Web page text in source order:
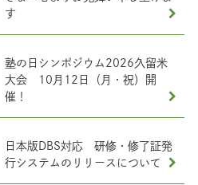
す
塾の日シンポジウム2026久留米
大会 10月12日（月・祝）開
催！
日本版DBS対応 研修・修了証発
行システムのリリースについて